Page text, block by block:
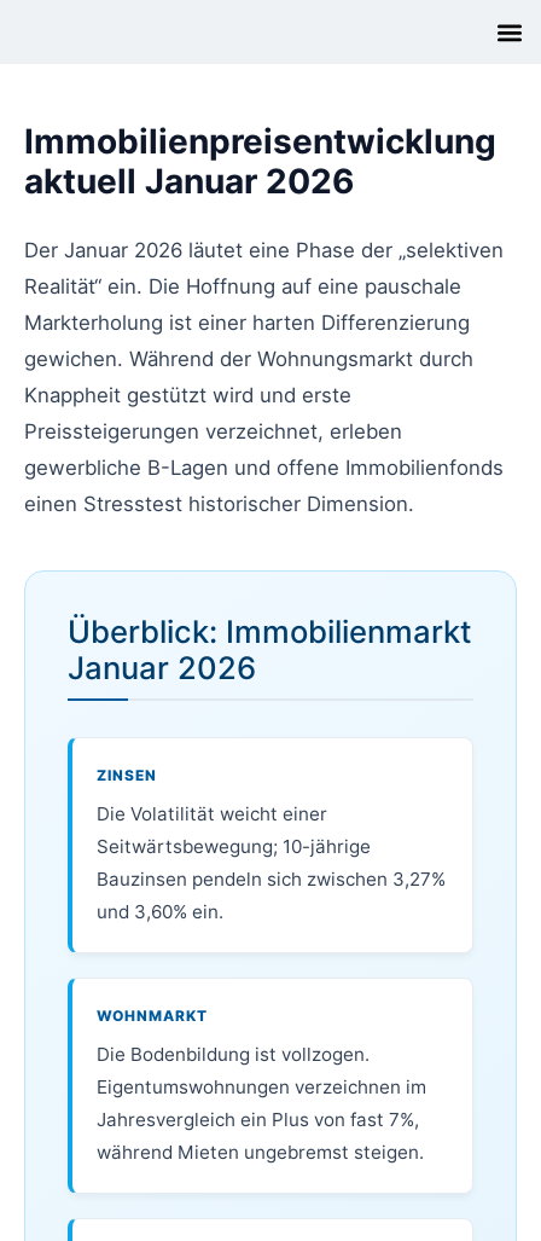
Immobilienpreisentwicklung
aktuell Januar 2026
Der Januar 2026 läutet eine Phase der „selektiven
Realität“ ein. Die Hoffnung auf eine pauschale
Markterholung ist einer harten Differenzierung
gewichen. Während der Wohnungsmarkt durch
Knappheit gestützt wird und erste
Preissteigerungen verzeichnet, erleben
gewerbliche B-Lagen und offene Immobilienfonds
einen Stresstest historischer Dimension.
Überblick: Immobilienmarkt
Januar 2026
ZINSEN
Die Volatilität weicht einer
Seitwärtsbewegung; 10-jährige
Bauzinsen pendeln sich zwischen 3,27%
und 3,60% ein.
WOHNMARKT
Die Bodenbildung ist vollzogen.
Eigentumswohnungen verzeichnen im
Jahresvergleich ein Plus von fast 7%,
während Mieten ungebremst steigen.